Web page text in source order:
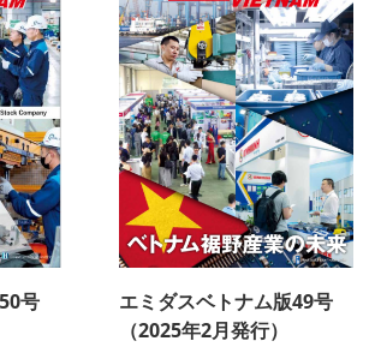
号
エミダスベトナム版49号
（2025年2月発行）